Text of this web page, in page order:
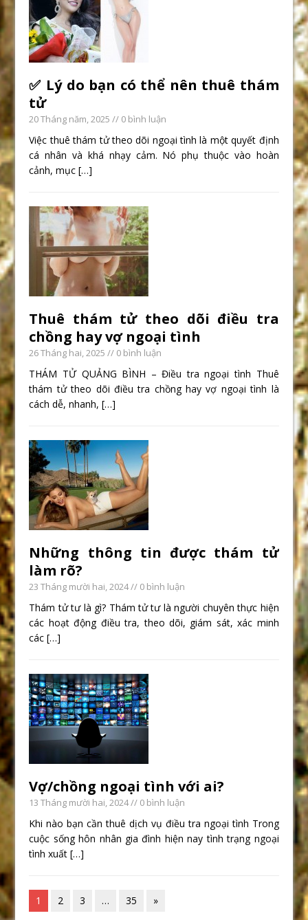
✅ Lý do bạn có thể nên thuê thám
tử
20 Tháng năm, 2025 // 0 bình luận
Việc thuê thám tử theo dõi ngoại tình là một quyết định
cá nhân và khá nhạy cảm. Nó phụ thuộc vào hoàn
cảnh, mục[…]
Thuê thám tử theo dõi điều tra
chồng hay vợ ngoại tình
26 Tháng hai, 2025 // 0 bình luận
THÁM TỬ QUẢNG BÌNH – Điều tra ngoại tình Thuê
thám tử theo dõi điều tra chồng hay vợ ngoại tình là
cách dễ, nhanh,[…]
Những thông tin được thám tử
làm rõ?
23 Tháng mười hai, 2024// 0 bình luận
Thám tử tư là gì? Thám tử tư là người chuyên thực hiện
các hoạt động điều tra, theo dõi, giám sát, xác minh
các[…]
Vợ/chồng ngoại tình với ai?
13 Tháng mười hai, 2024// 0 bình luận
Khi nào bạn cần thuê dịch vụ điều tra ngoại tình Trong
cuộc sống hôn nhân gia đình hiện nay tình trạng ngoại
tình xuất[…]
1 2 3 … 35 »